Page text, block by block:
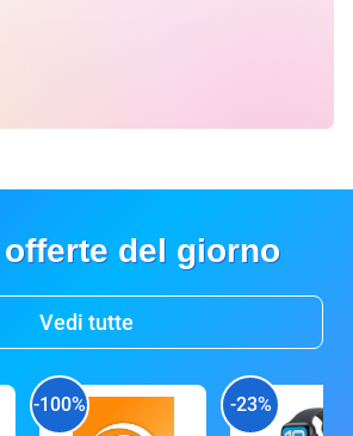
del giorno
Vedi tutte
-100% -23%